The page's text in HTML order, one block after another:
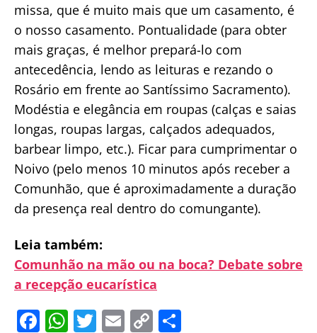
missa, que é muito mais que um casamento, é
o nosso casamento. Pontualidade (para obter
mais graças, é melhor prepará-lo com
antecedência, lendo as leituras e rezando o
Rosário em frente ao Santíssimo Sacramento).
Modéstia e elegância em roupas (calças e saias
longas, roupas largas, calçados adequados,
barbear limpo, etc.). Ficar para cumprimentar o
Noivo (pelo menos 10 minutos após receber a
Comunhão, que é aproximadamente a duração
da presença real dentro do comungante).
Leia também:
Comunhão na mão ou na boca? Debate sobre
a recepção eucarística
F W T E C